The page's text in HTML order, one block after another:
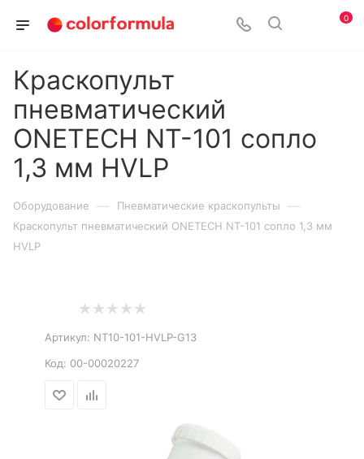
0
Краскопульт
пневматический
ONETECH NT-101 сопло
1,3 мм HVLP
Оборудование — Пневматические краскопульты —
Краскопульт пневматический ONETECH NT-101 сопло 1,3 мм
HVLP
Артикул: NT10-101-HVLP-G13
Код: 00-00020227